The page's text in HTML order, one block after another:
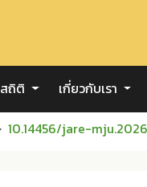
สถิติ เกี่ยวกับเรา
10.14456/jare-